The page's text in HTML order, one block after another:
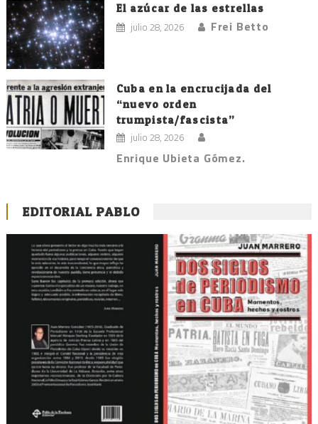
El azúcar de las estrellas
julio 28, 2026 Frei Betto
Cuba en la encrucijada del
“nuevo orden
trumpista/fascista”
julio 28, 2026
Enrique Ubieta Gómez.
EDITORIAL PABLO